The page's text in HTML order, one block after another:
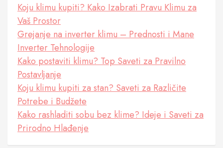
Koju klimu kupiti? Kako Izabrati Pravu Klimu za
Vaš Prostor
Grejanje na inverter klimu – Prednosti i Mane
Inverter Tehnologije
Kako postaviti klimu? Top Saveti za Pravilno
Postavljanje
Koju klimu kupiti za stan? Saveti za Različite
Potrebe i Budžete
Kako rashladiti sobu bez klime? Ideje i Saveti za
Prirodno Hlađenje